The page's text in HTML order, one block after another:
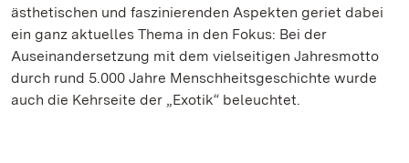
ästhetischen und faszinierenden Aspekten geriet dabei
ein ganz aktuelles Thema in den Fokus: Bei der
Auseinandersetzung mit dem vielseitigen Jahresmotto
durch rund 5.000 Jahre Menschheitsgeschichte wurde
auch die Kehrseite der „Exotik“ beleuchtet.